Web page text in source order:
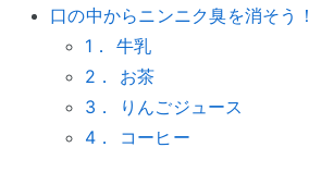
口の中からニンニク臭を消そう！
1． 牛乳
2． お茶
3． りんごジュース
4． コーヒー